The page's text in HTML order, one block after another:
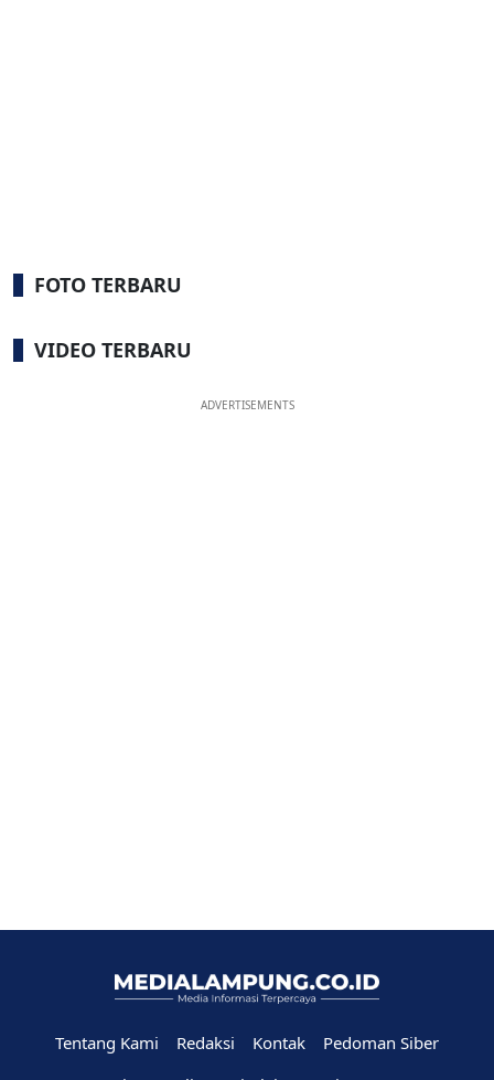
FOTO TERBARU
VIDEO TERBARU
ADVERTISEMENTS
Tentang Kami Redaksi Kontak
Pedoman Siber